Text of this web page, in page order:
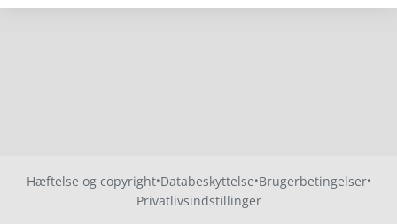
Hæftelse og copyright·Databeskyttelse·Brugerbetingelser·
Privatlivsindstillinger